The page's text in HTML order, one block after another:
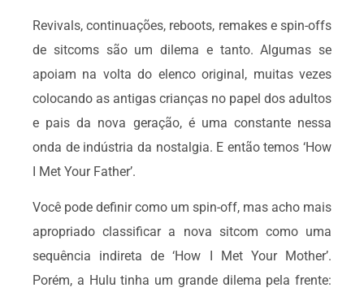
Revivals, continuações, reboots, remakes e spin-offs
de sitcoms são um dilema e tanto. Algumas se
apoiam na volta do elenco original, muitas vezes
colocando as antigas crianças no papel dos adultos
e pais da nova geração, é uma constante nessa
onda de indústria da nostalgia. E então temos ‘How
I Met Your Father’.
Você pode definir como um spin-off, mas acho mais
apropriado classificar a nova sitcom como uma
sequência indireta de ‘How I Met Your Mother’.
Porém, a Hulu tinha um grande dilema pela frente: